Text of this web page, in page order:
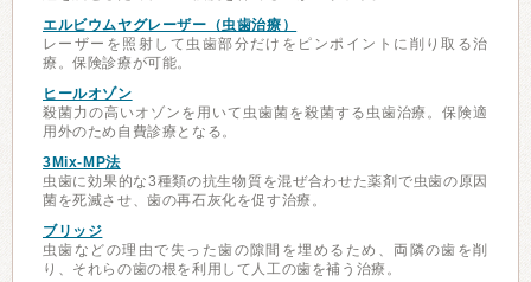
エルビウムヤグレーザー（虫歯治療）
レーザーを照射して虫歯部分だけをピンポイントに削り取る治
療。保険診療が可能。
ヒールオゾン
殺菌力の高いオゾンを用いて虫歯菌を殺菌する虫歯治療。保険適
用外のため自費診療となる。
3Mix-MP法
虫歯に効果的な3種類の抗生物質を混ぜ合わせた薬剤で虫歯の原因
菌を死滅させ、歯の再石灰化を促す治療。
ブリッジ
虫歯などの理由で失った歯の隙間を埋めるため、両隣の歯を削
り、それらの歯の根を利用して人工の歯を補う治療。